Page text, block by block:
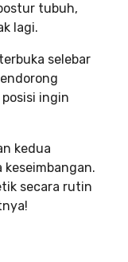
tubuh,
lagi.
selebar
ingin
kedua
secara rutin